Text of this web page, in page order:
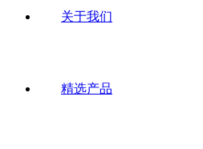
关于我们
精选产品